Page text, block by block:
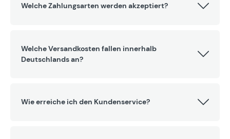
Welche Zahlungsarten werden akzeptiert?
Welche Versandkosten fallen innerhalb
Deutschlands an?
Wie erreiche ich den Kundenservice?